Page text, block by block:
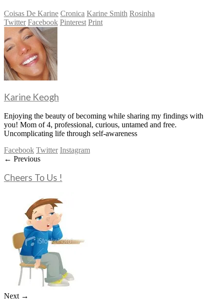
Coisas De Karine Cronica Karine Smith Rosinha
Twitter Facebook Pinterest Print
Karine Keogh
Enjoying the beauty of becoming while sharing my findings with
you! Mom of 4, professional, curious, untamed and free.
Uncomplicating life through self-awareness
Facebook Twitter Instagram
← Previous
Cheers To Us !
Next →